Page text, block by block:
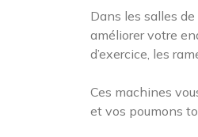
Dans les salles
améliorer votre
d’exercice, les
Ces machines
et vos poumons